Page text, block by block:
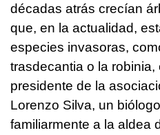
décadas atrás crecían
que, en la actualidad,
especies invasoras,
trasdecantia o la robinia,
presidente de la
Lorenzo Silva, un
familiarmente a la aldea